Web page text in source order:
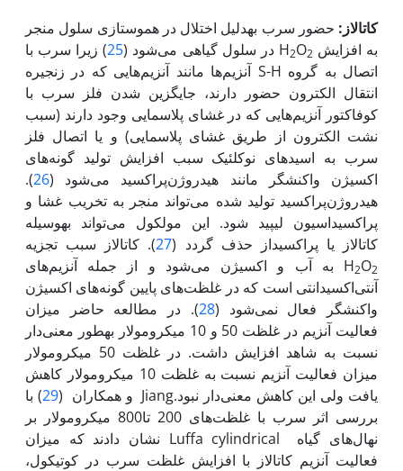
کاتالاز: حضور سرب به‏دلیل اختلال در هموستازی سلول منجر
به افزایش H
2O2 در سلول گیاهی می‌شود (25) زیرا سرب با
اتصال به گروه S-H آنزیم‌ها مانند آنزیم‌هایی که در زنجیره
انتقال الکترون حضور دارند‌، جایگزین شدن فلز سرب با
کوفاکتور آنزیم‌هایی که در غشای پلاسمایی وجود دارند (سبب
نشت الکترون از طریق غشای پلاسمایی) و یا اتصال فلز
سرب به اسیدهای نوکلئیک سبب افزایش تولید گونه‌های
اکسیژن واکنش‏گر مانند هیدروژن‌پراکسید می‌شود (26
).
هیدروژن‌پراکسید تولید شده می‌تواند منجر به تخریب غشا و
پراکسیداسیون لیپید شود. این مولکول می‌تواند به‏وسیله
کاتالاز یا پراکسیداز حذف گردد (27). کاتالاز سبب تجزیه
H2O2
به آب و اکسیژن می‌شود و از جمله آنزیم‌های
آنتی‌اکسیدانتی است که در غلظت‌های پایین گونه‌های اکسی‍ژن
واکنش‏گر فعال نمی‌شود (28). در مطالعه حاضر میزان
فعالیت آنزیم در غلظت 50 و 10 میکرومولار به‏طور معنی‌دار
نسبت به شاهد افزایش داشت. در غلظت 50 میکرومولار
میزان فعالیت آنزیم نسبت به غلظت 10 میکرومولار کاهش
یافت ولی این کاهش معنی‌دار نبود.Jiang و همکاران (
29) با
بررسی اثر سرب با غلظت‌های 200 تا800 میکرومولار بر
نهال‌های گیاه Luffa cylindrical‌ نشان دادند که میزان
فعالیت آنزیم کاتالاز با افزایش غلظت سرب در کوتیکول،